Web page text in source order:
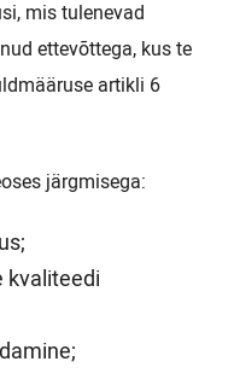
mis tulenevad
ettevõttega, kus te
artikli 6
järgmisega:
kvaliteedi